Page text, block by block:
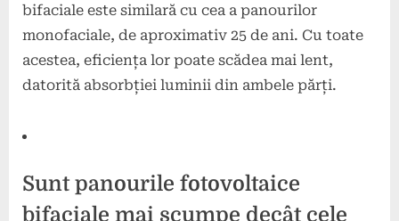
bifaciale este similară cu cea a panourilor
monofaciale, de aproximativ 25 de ani. Cu toate
acestea, eficiența lor poate scădea mai lent,
datorită absorbției luminii din ambele părți.
Sunt panourile fotovoltaice
bifaciale mai scumpe decât cele